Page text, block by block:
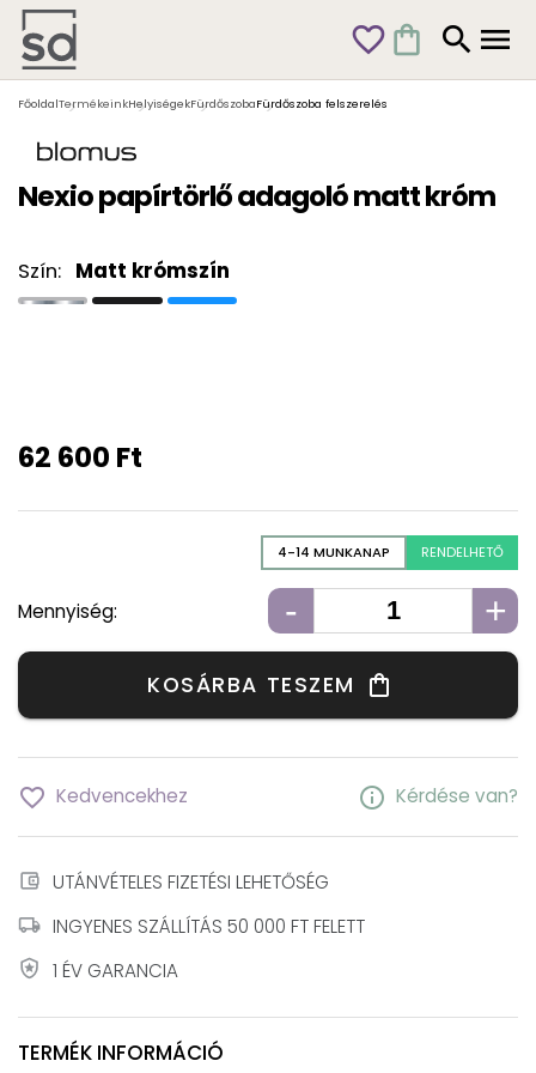
favorite_outline shopping_bag search menu
FőoldalTermékeinkHelyiségekFürdőszobaFürdőszoba felszerelés
Nexio papírtörlő adagoló matt króm
62 600 Ft
Szín: Matt krómszín
4-14 MUNKANAP RENDELHETŐ
Mennyiség: - +
KOSÁRBA TESZEM shopping_bag
favorite_border Kedvencekhez info Kérdése van?
account_balance_wallet UTÁNVÉTELES FIZETÉSI LEHETŐSÉG
local_shipping INGYENES SZÁLLÍTÁS 50 000 FT FELETT
local_police 1 ÉV GARANCIA
TERMÉK INFORMÁCIÓ